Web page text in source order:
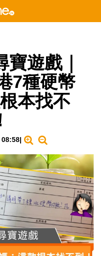
遊戲｜
7種硬幣
本找不
08:58|